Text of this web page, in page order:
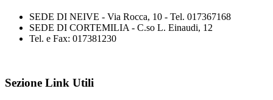
SEDE DI NEIVE - Via Rocca, 10 - Tel. 017367168
SEDE DI CORTEMILIA - C.so L. Einaudi, 12
Tel. e Fax: 017381230
Sezione Link Utili